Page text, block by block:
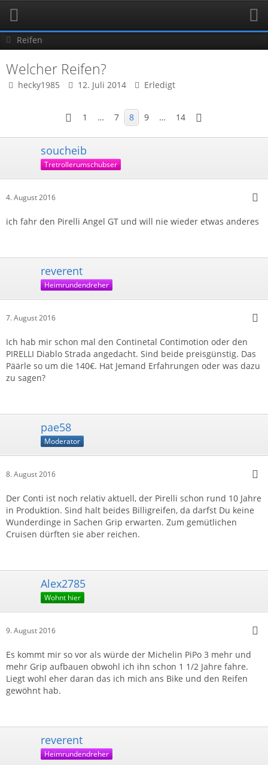
Reifen
Welcher Reifen?
hecky1985 12. Juli 2014 Erledigt
1 … 7 8 9 … 14
soucheib
Tretrollerumschubser
4. August 2016
ich fahr den Pirelli Angel GT und will nie wieder etwas anderes
reverent
Heimrundendreher
7. August 2016
Ich hab mir schon mal den Continetal Contimotion oder den
PIRELLI Diablo Strada angedacht. Sind beide preisgünstig. Das
Päärle so um die 140€. Hat Jemand Erfahrungen oder was dazu
zu sagen?
pae58
Moderator
8. August 2016
Der Conti ist noch relativ aktuell, der Pirelli schon rund 10 Jahre
in Produktion. Sind halt beides Billigreifen, da darfst Du keine
Wunderdinge in Sachen Grip erwarten. Zum gemütlichen
Cruisen dürften sie aber reichen.
Alex2785
Wohnt hier
9. August 2016
Es kommt mir so vor als würde der Michelin PiPo 3 mehr und
mehr Grip aufbauen obwohl ich ihn schon 1 1/2 Jahre fahre.
Liegt wohl eher daran das ich mich ans Bike und den Reifen
gewöhnt hab.
reverent
Heimrundendreher